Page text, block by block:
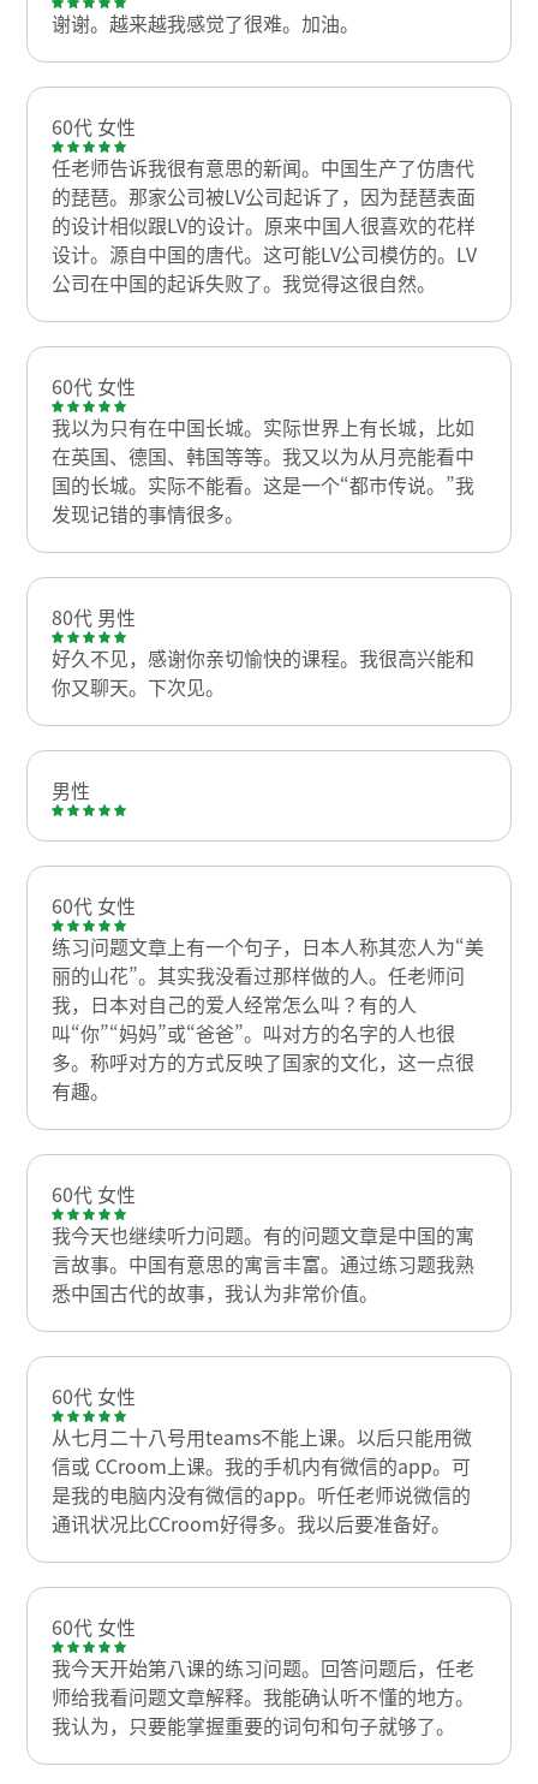
谢谢。越来越我感觉了很难。加油。
60代 女性
任老师告诉我很有意思的新闻。中国生产了仿唐代
的琵琶。那家公司被LV公司起诉了，因为琵琶表面
的设计相似跟LV的设计。原来中国人很喜欢的花样
设计。源自中国的唐代。这可能LV公司模仿的。LV
公司在中国的起诉失败了。我觉得这很自然。
60代 女性
我以为只有在中国长城。实际世界上有长城，比如
在英国、德国、韩国等等。我又以为从月亮能看中
国的长城。实际不能看。这是一个“都市传说。”我
发现记错的事情很多。
80代 男性
好久不见，感谢你亲切愉快的课程。我很高兴能和
你又聊天。下次见。
男性
60代 女性
练习问题文章上有一个句子，日本人称其恋人为“美
丽的山花”。其实我没看过那样做的人。任老师问
我，日本对自己的爱人经常怎么叫？有的人
叫“你”“妈妈”或“爸爸”。叫对方的名字的人也很
多。称呼对方的方式反映了国家的文化，这一点很
有趣。
60代 女性
我今天也继续听力问题。有的问题文章是中国的寓
言故事。中国有意思的寓言丰富。通过练习题我熟
悉中国古代的故事，我认为非常价值。
60代 女性
从七月二十八号用teams不能上课。以后只能用微
信或 CCroom上课。我的手机内有微信的app。可
是我的电脑内没有微信的app。听任老师说微信的
通讯状况比CCroom好得多。我以后要准备好。
60代 女性
我今天开始第八课的练习问题。回答问题后，任老
师给我看问题文章解释。我能确认听不懂的地方。
我认为，只要能掌握重要的词句和句子就够了。